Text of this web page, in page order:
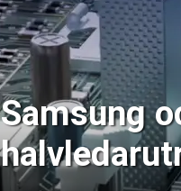
Samsung